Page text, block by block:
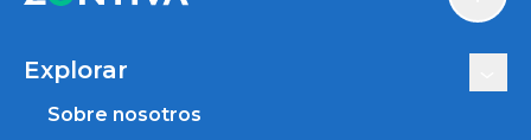
Explorar
Sobre nosotros